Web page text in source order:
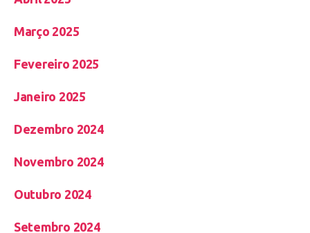
Março 2025
Fevereiro 2025
Janeiro 2025
Dezembro 2024
Novembro 2024
Outubro 2024
Setembro 2024